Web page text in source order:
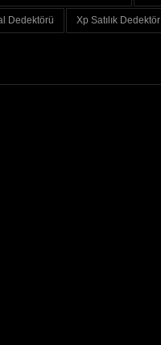
Dedektörü Xp Satılık Dedektör